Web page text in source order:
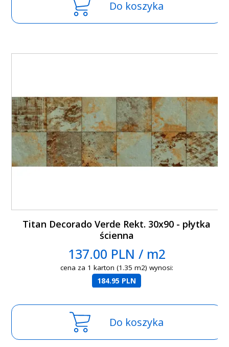
Do koszyka
Titan Decorado Verde Rekt. 30x90 - płytka
ścienna
137.00 PLN / m2
cena za 1 karton (1.35 m2) wynosi:
184.95 PLN
Do koszyka